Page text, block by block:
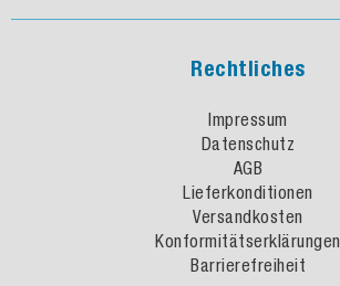
Rechtliches
Impressum
Datenschutz
AGB
Lieferkonditionen
Versandkosten
Konformitätserklärungen
Barrierefreiheit